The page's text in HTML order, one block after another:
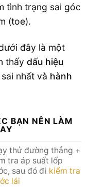
tình trạng sai góc
(toe).
đây là một
thấy dấu hiệu
nhất và hành
BẠN NÊN LÀM
thử đường thẳng +
tra áp suất lốp
sau đó đi kiểm tra
lái